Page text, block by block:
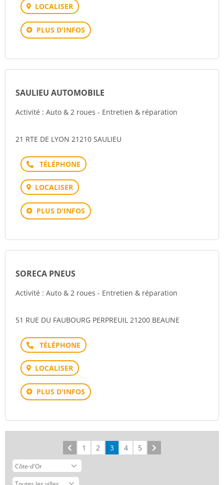
LOCALISER
PLUS D'INFOS
SAULIEU AUTOMOBILE
Activité : Auto & 2 roues - Entretien & réparation
21 RTE DE LYON 21210 SAULIEU
Téléphone
LOCALISER
PLUS D'INFOS
SORECA PNEUS
Activité : Auto & 2 roues - Entretien & réparation
51 RUE DU FAUBOURG PERPREUIL 21200 BEAUNE
Téléphone
LOCALISER
PLUS D'INFOS
Précédent
1 2 3 4 5